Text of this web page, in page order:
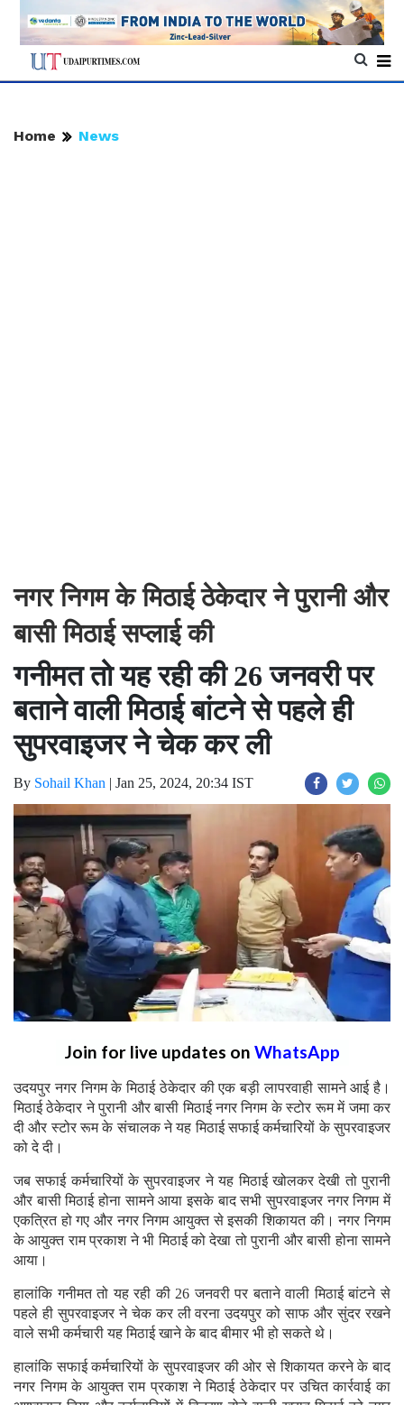
Home News
नगर निगम के मिठाई ठेकेदार ने पुरानी और
बासी मिठाई सप्लाई की
गनीमत तो यह रही की 26 जनवरी पर
बताने वाली मिठाई बांटने से पहले ही
सुपरवाइजर ने चेक कर ली
By Sohail Khan | Jan 25, 2024, 20:34 IST
Join for live updates on WhatsApp
उदयपुर नगर निगम के मिठाई ठेकेदार की एक बड़ी लापरवाही सामने आई है।
मिठाई ठेकेदार ने पुरानी और बासी मिठाई नगर निगम के स्टोर रूम में जमा कर
दी और स्टोर रूम के संचालक ने यह मिठाई सफाई कर्मचारियों के सुपरवाइजर
को दे दी।
जब सफाई कर्मचारियों के सुपरवाइजर ने यह मिठाई खोलकर देखी तो पुरानी
और बासी मिठाई होना सामने आया इसके बाद सभी सुपरवाइजर नगर निगम में
एकत्रित हो गए और नगर निगम आयुक्त से इसकी शिकायत की। नगर निगम
के आयुक्त राम प्रकाश ने भी मिठाई को देखा तो पुरानी और बासी होना सामने
आया।
हालांकि गनीमत तो यह रही की 26 जनवरी पर बताने वाली मिठाई बांटने से
पहले ही सुपरवाइजर ने चेक कर ली वरना उदयपुर को साफ और सुंदर रखने
वाले सभी कर्मचारी यह मिठाई खाने के बाद बीमार भी हो सकते थे।
हालांकि सफाई कर्मचारियों के सुपरवाइजर की ओर से शिकायत करने के बाद
नगर निगम के आयुक्त राम प्रकाश ने मिठाई ठेकेदार पर उचित कार्रवाई का